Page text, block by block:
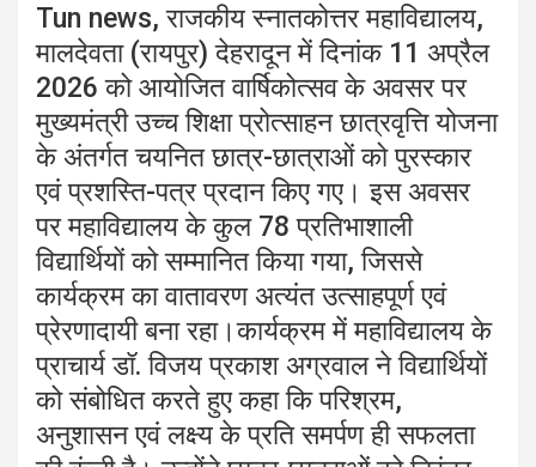
Tun news, राजकीय स्नातकोत्तर महाविद्यालय,
मालदेवता (रायपुर) देहरादून में दिनांक 11 अप्रैल
2026 को आयोजित वार्षिकोत्सव के अवसर पर
मुख्यमंत्री उच्च शिक्षा प्रोत्साहन छात्रवृत्ति योजना
के अंतर्गत चयनित छात्र-छात्राओं को पुरस्कार
एवं प्रशस्ति-पत्र प्रदान किए गए। इस अवसर
पर महाविद्यालय के कुल 78 प्रतिभाशाली
विद्यार्थियों को सम्मानित किया गया, जिससे
कार्यक्रम का वातावरण अत्यंत उत्साहपूर्ण एवं
प्रेरणादायी बना रहा।कार्यक्रम में महाविद्यालय के
प्राचार्य डॉ. विजय प्रकाश अग्रवाल ने विद्यार्थियों
को संबोधित करते हुए कहा कि परिश्रम,
अनुशासन एवं लक्ष्य के प्रति समर्पण ही सफलता